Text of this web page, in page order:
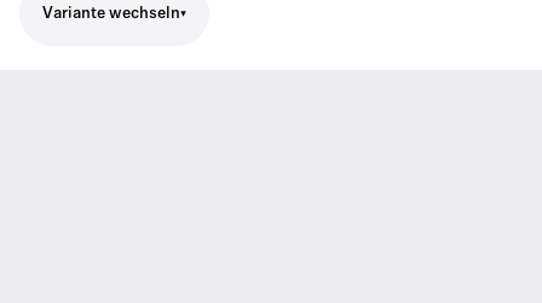
Variante wechseln